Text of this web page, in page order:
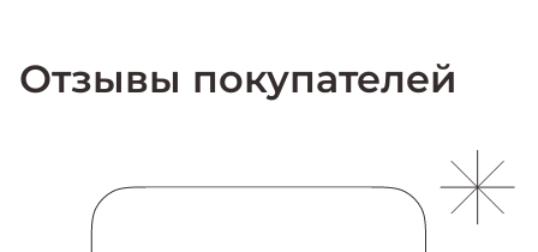
Отзывы покупателей